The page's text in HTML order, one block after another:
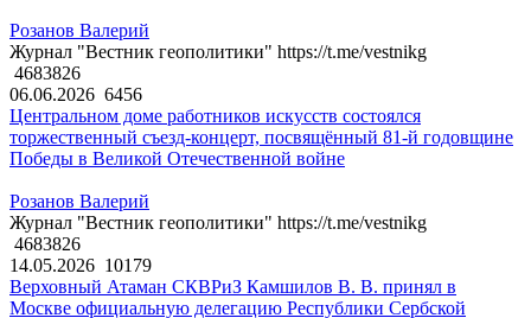
Розанов Валерий
Журнал "Вестник геополитики" https://t.me/vestnikg
4683826
06.06.2026 6456
Центральном доме работников искусств состоялся
торжественный съезд-концерт, посвящённый 81-й годовщине
Победы в Великой Отечественной войне
Розанов Валерий
Журнал "Вестник геополитики" https://t.me/vestnikg
4683826
14.05.2026 10179
Верховный Атаман СКВРиЗ Камшилов В. В. принял в
Москве официальную делегацию Республики Сербской